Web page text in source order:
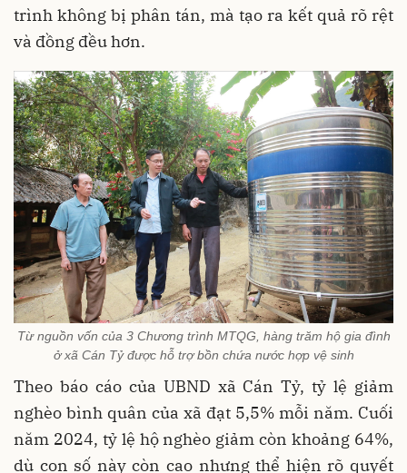
trình không bị phân tán, mà tạo ra kết quả rõ rệt
và đồng đều hơn.
Từ nguồn vốn của 3 Chương trình MTQG, hàng trăm hộ gia đình
ở xã Cán Tỷ được hỗ trợ bồn chứa nước hợp vệ sinh
Theo báo cáo của UBND xã Cán Tỷ, tỷ lệ giảm
nghèo bình quân của xã đạt 5,5% mỗi năm. Cuối
năm 2024, tỷ lệ hộ nghèo giảm còn khoảng 64%,
dù con số này còn cao nhưng thể hiện rõ quyết